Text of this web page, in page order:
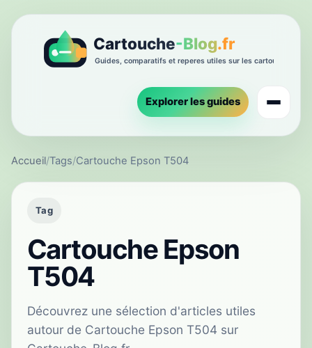
Explorer les guides
Accueil/Tags/Cartouche Epson T504
Tag
Cartouche Epson
T504
Découvrez une sélection d'articles utiles
autour de Cartouche Epson T504 sur